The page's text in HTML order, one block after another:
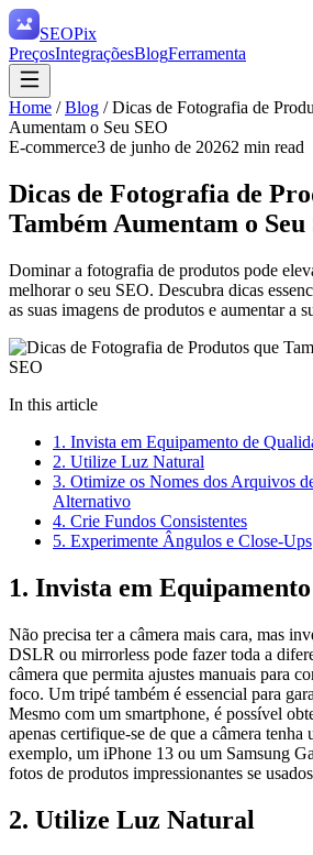
SEOPix
PreçosIntegraçõesBlogFerramenta
Home /Blog /Dicas de Fotografia de
Aumentam o Seu SEO
E-commerce3 de junho de 20262 min read
Dicas de Fotografia de
Também Aumentam o Seu
Dominar a fotografia de produtos pode
melhorar o seu SEO. Descubra dicas
as suas imagens de produtos e aumentar a
In this article
1. Invista em Equipamento de
2. Utilize Luz Natural
3. Otimize os Nomes dos Arquivos
Alternativo
4. Crie Fundos Consistentes
5. Experimente Ângulos e Close-Ups
1. Invista em
Não precisa ter a câmera mais cara, mas
DSLR ou mirrorless pode fazer toda a
câmera que permita ajustes manuais para
foco. Um tripé também é essencial para
Mesmo com um smartphone, é possível
apenas certifique-se de que a câmera tenha
exemplo, um iPhone 13 ou um Samsung
fotos de produtos impressionantes se
2. Utilize Luz Natural